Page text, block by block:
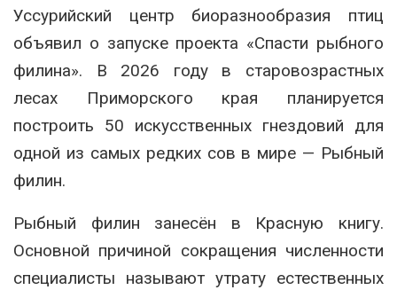
Уссурийский центр биоразнообразия птиц
объявил о запуске проекта «Спасти рыбного
филина». В 2026 году в старовозрастных
лесах Приморского края планируется
построить 50 искусственных гнездовий для
одной из самых редких сов в мире — Рыбный
филин.
Рыбный филин занесён в Красную книгу.
Основной причиной сокращения численности
специалисты называют утрату естественных